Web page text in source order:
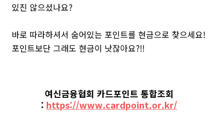
있진 않으셨나요?
바로 따라하셔서 숨어있는 포인트를 현금으로 찾으세요!
포인트보단 그래도 현금이 낫잖아요?!!
여신금융협회 카드포인트 통합조회
: https://www.cardpoint.or.kr/